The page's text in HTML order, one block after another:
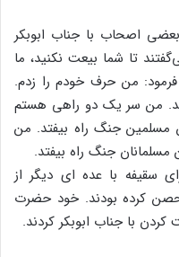
اصحاب با جناب ابوبکر
تا شما بیعت نکنید، ما
من حرف خودم را زدم.
من سر یک دو راهی هستم
مسلمین جنگ راه بیفتد. من
جنگ راه بیفتد.
سقیفه با عده ای دیگر از
کرده بودند. خود حضرت
با جناب ابوبکر کردند.